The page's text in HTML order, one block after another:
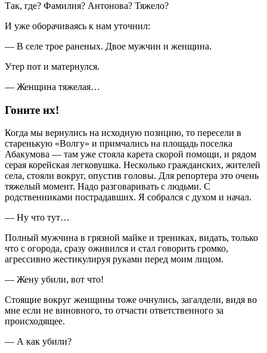
Так, где? Фамилия? Антонова? Тяжело?
И уже оборачиваясь к нам уточнил:
— В селе трое раненых. Двое мужчин и женщина.
Утер пот и матернулся.
— Женщина тяжелая…
Гоните их!
Когда мы вернулись на исходную позицию, то пересели в
старенькую «Волгу» и примчались на площадь поселка
Абакумова — там уже стояла карета скорой помощи, и рядом
серая корейская легковушка. Несколько гражданских, жителей
села, стояли вокруг, опустив головы. Для репортера это очень
тяжелый момент. Надо разговаривать с людьми. С
родственниками пострадавших. Я собрался с духом и начал.
— Ну что тут…
Полный мужчина в грязной майке и трениках, видать, только
что с огорода, сразу оживился и стал говорить громко,
агрессивно жестикулируя руками перед моим лицом.
— Жену убили, вот что!
Стоящие вокруг женщины тоже очнулись, загалдели, видя во
мне если не виновного, то отчасти ответственного за
происходящее.
— А как убили?